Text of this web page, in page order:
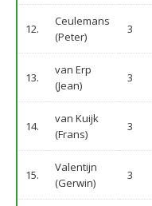
12.
Ceulemans
(Peter)
3
13.
van Erp
(Jean)
3
14.
van Kuijk
(Frans)
3
15.
Valentijn
(Gerwin)
3